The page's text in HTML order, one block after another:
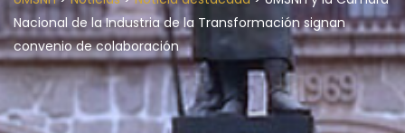
Nacional de la Industria de la Transformación signan
convenio de colaboración